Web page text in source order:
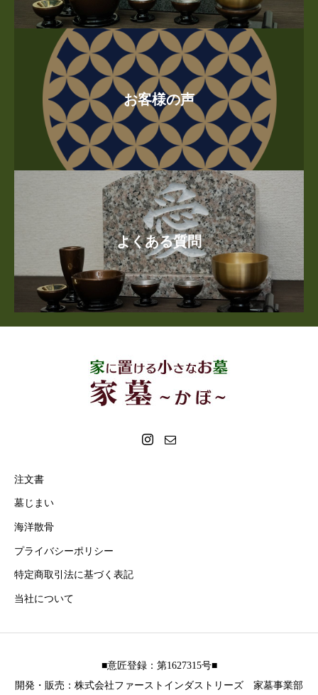
お客様の声
よくある質問
注文書
墓じまい
海洋散骨
プライバシーポリシー
特定商取引法に基づく表記
当社について
■意匠登録：第1627315号■
開発・販売：株式会社ファーストインダストリーズ 家墓事業部